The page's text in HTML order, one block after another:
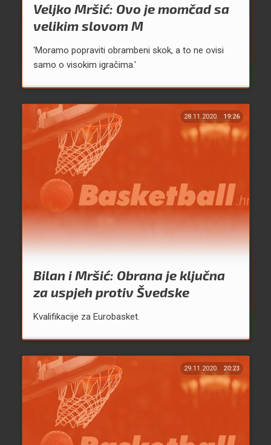
Veljko Mršić: Ovo je momčad sa
velikim slovom M
'Moramo popraviti obrambeni skok, a to ne ovisi
samo o visokim igračima.'
28.11.2020. 19:26
Bilan i Mršić: Obrana je ključna
za uspjeh protiv Švedske
Kvalifikacije za Eurobasket.
29.11.2020. 20:23